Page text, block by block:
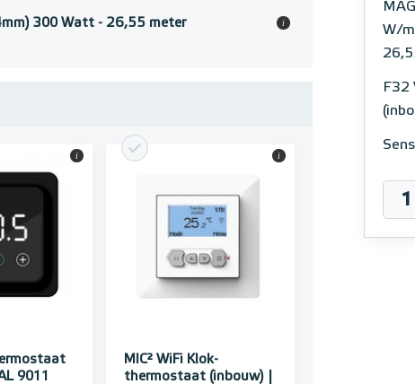
300 Watt - 26,55 meter i
9011
i
MIC² WiFi Klok-
thermostaat (inbouw) |
i
W/
F32